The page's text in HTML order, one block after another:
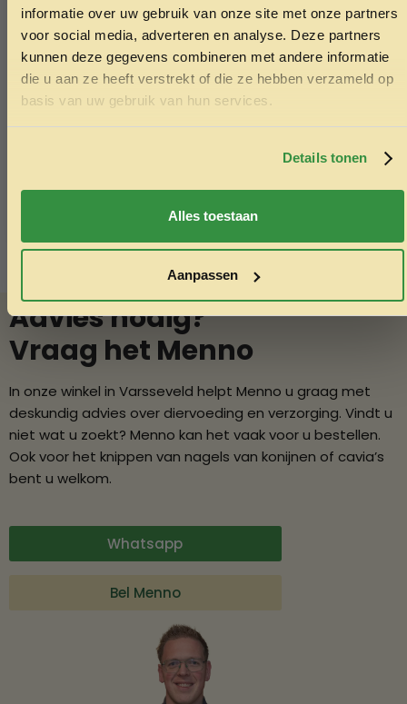
informatie over uw gebruik van onze site met onze partners
voor social media, adverteren en analyse. Deze partners
kunnen deze gegevens combineren met andere informatie
die u aan ze heeft verstrekt of die ze hebben verzameld op
basis van uw gebruik van hun services.
Details tonen
Alles toestaan
Aanpassen
Trixie Lick’n snack mat 23,5cm geel
9.99
Lotion
Advies nodig?
Vraag het Menno
In onze winkel in Varsseveld helpt Menno u graag met
deskundig advies over diervoeding en verzorging. Vindt u
niet wat u zoekt? Menno kan het vaak voor u bestellen.
Ook voor het knippen van nagels van konijnen of cavia’s
bent u welkom.
Whatsapp
Bel Menno
Ontvang korting
Door je in te schrijven ga je akkoord met het ontvangen van
Nee, ik wil geen korting